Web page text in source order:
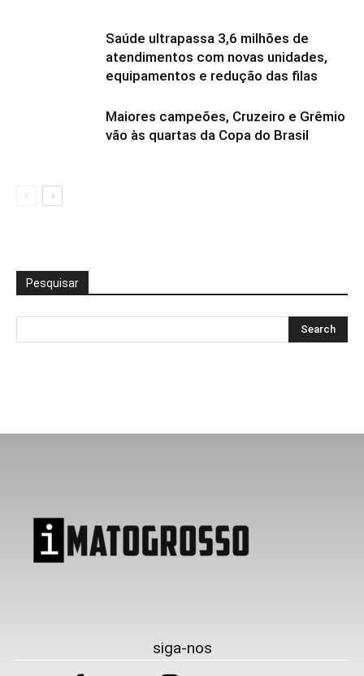
Saúde ultrapassa 3,6 milhões de
atendimentos com novas unidades,
equipamentos e redução das filas
Maiores campeões, Cruzeiro e Grêmio
vão às quartas da Copa do Brasil
Pesquisar
siga-nos